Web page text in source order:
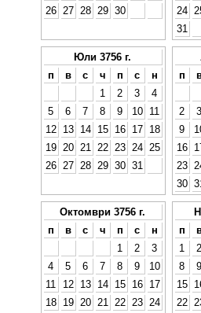
26
27 28 29 30
24
31
Юли 3756 г.
п
в с ч п с
н
1
2 3
4
5
6 7 8 9 10
11
12
13 14 15 16 17
18
19
20 21 22 23 24
25
26
27 28 29 30 31
п
2
3
9
16
23
30
Октомври 3756 г.
п
в с ч п с
н
1
2
3
4
5 6 7 8 9
10
11
12 13 14 15 16
17
18
19 20 21 22 23
24
п
1
2
8
9
15
22